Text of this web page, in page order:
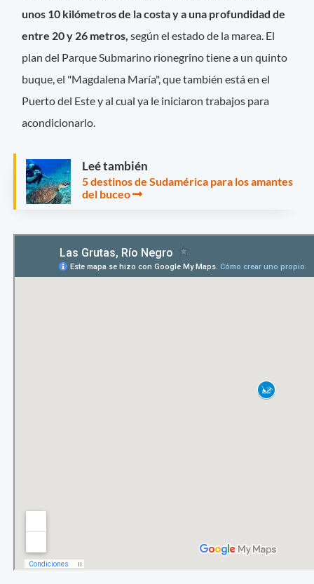
unos 10 kilómetros de la costa y a una profundidad de
entre 20 y 26 metros, según el estado de la marea. El
plan del Parque Submarino rionegrino tiene a un quinto
buque, el "Magdalena María", que también está en el
Puerto del Este y al cual ya le iniciaron trabajos para
acondicionarlo.
Leé también
5 destinos de Sudamérica para los amantes
del buceo